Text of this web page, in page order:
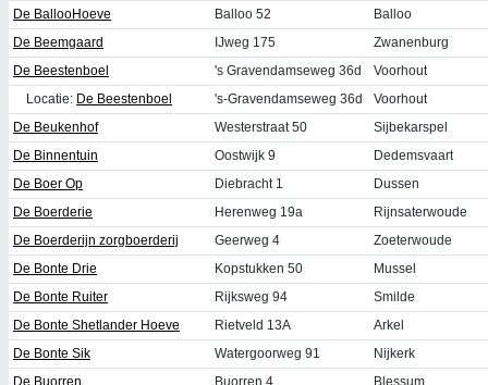
De BallooHoeve Balloo 52
Balloo
De Beemgaard
IJweg 175
Zwanenburg
De Beestenboel
's Gravendamseweg 36d
Voorhout
Locatie: De Beestenboel 's-Gravendamseweg 36d
Voorhout
De Beukenhof
Westerstraat 50
Sijbekarspel
De Binnentuin
Oostwijk 9
Dedemsvaart
De Boer Op
Diebracht 1
Dussen
De Boerderie
Herenweg 19a
Rijnsaterwoude
De Boerderijn zorgboerderij
Geerweg 4
Zoeterwoude
De Bonte Drie
Kopstukken 50
Mussel
De Bonte Ruiter
Rijksweg 94
Smilde
De Bonte Shetlander Hoeve
Rietveld 13A
Arkel
De Bonte Sik
Watergoorweg 91
Nijkerk
De Buorren
Buorren 4
Blessum